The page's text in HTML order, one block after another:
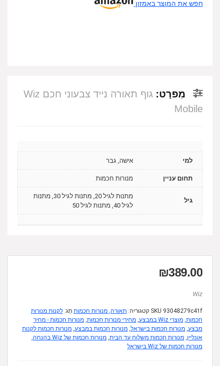
חפש את המוצר באמזון
מִפרָט:
גוף תאורה נייד צבעוני חכם Wiz
Mobile
למי אישה, גבר
תחום עניין מנורות חכמות
גיל
מתנות לגיל 20, מתנות לגיל 30, מתנות
לגיל 40, מתנות לגיל 50
₪389.00
Wiz
SKU 93048279c41f קטגוריה: תאורה, מנורות חכמות תָג: לקנות מנורות
חכמות, מוצרי Wiz במבצע , מחירי מנורות חכמות, מנורות חכמות - מחיר
מבצע, מנורות חכמות בישראל, מנורות חכמות במבצע, מנורות חכמות לקנות
אונליין, מנורות חכמות משלוח עד הבית, מנורות חכמות של Wiz בהנחה
,
מנורות חכמות של Wiz בישראל